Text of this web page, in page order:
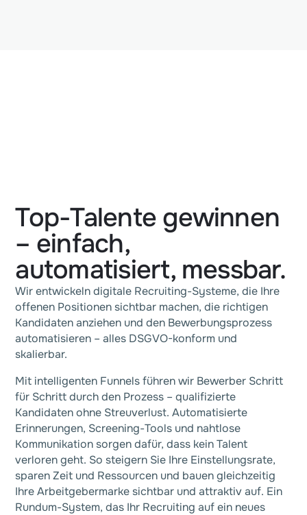
Top-Talente gewinnen
– einfach,
automatisiert, messbar.
Wir entwickeln digitale Recruiting-Systeme, die Ihre
offenen Positionen sichtbar machen, die richtigen
Kandidaten anziehen und den Bewerbungsprozess
automatisieren – alles DSGVO-konform und
skalierbar.
Mit intelligenten Funnels führen wir Bewerber Schritt
für Schritt durch den Prozess – qualifizierte
Kandidaten ohne Streuverlust. Automatisierte
Erinnerungen, Screening-Tools und nahtlose
Kommunikation sorgen dafür, dass kein Talent
verloren geht. So steigern Sie Ihre Einstellungsrate,
sparen Zeit und Ressourcen und bauen gleichzeitig
Ihre Arbeitgebermarke sichtbar und attraktiv auf. Ein
Rundum-System, das Ihr Recruiting auf ein neues